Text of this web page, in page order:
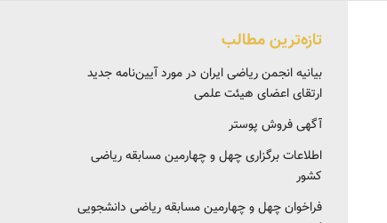
تازه‌ترین مطالب
بیانیه انجمن ریاضی ایران در مورد آیین‌نامه جدید
ارتقای اعضای هیئت علمی
آگهی فروش پوستر
اطلاعات برگزاری چهل و چهارمین مسابقه ریاضی
کشور
فراخوان چهل و چهارمین مسابقه ریاضی دانشجویی